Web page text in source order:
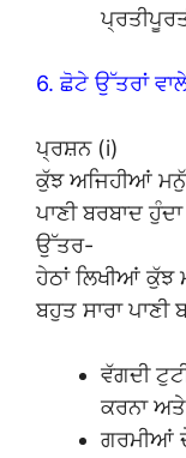
6. ਛੋਟੇ ਉੱਤਰਾਂ
ਪ੍ਰਸ਼ਨ (i)
ਕੁੱਝ ਅਜਿਹੀਆਂ
ਪਾਣੀ ਬਰਬਾਦ
ਉੱਤਰ-
ਹੇਠਾਂ ਲਿਖੀਆਂ ਕੁੱਝ
ਬਹੁਤ ਸਾਰਾ ਪਾਣੀ
ਵੱਗਦੀ
ਕਰਨਾ
ਗਰਮੀਆਂ